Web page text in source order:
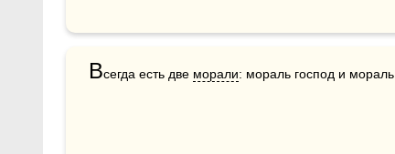
Всегда есть две морали: мораль господ и мораль